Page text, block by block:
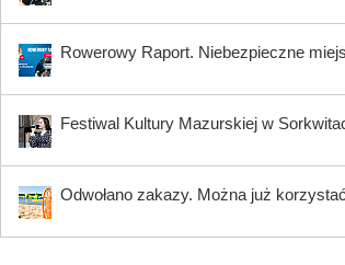
Rowerowy Raport. Niebezpieczne
Festiwal Kultury Mazurskiej w
Odwołano zakazy. Można już